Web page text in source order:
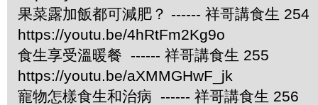
果菜露加飯都可減肥？ ------ 祥哥講食生 254
https://youtu.be/4hRtFm2Kg9o
食生享受溫暖餐 ------ 祥哥講食生 255
https://youtu.be/aXMMGHwF_jk
寵物怎樣食生和治病 ------ 祥哥講食生 256